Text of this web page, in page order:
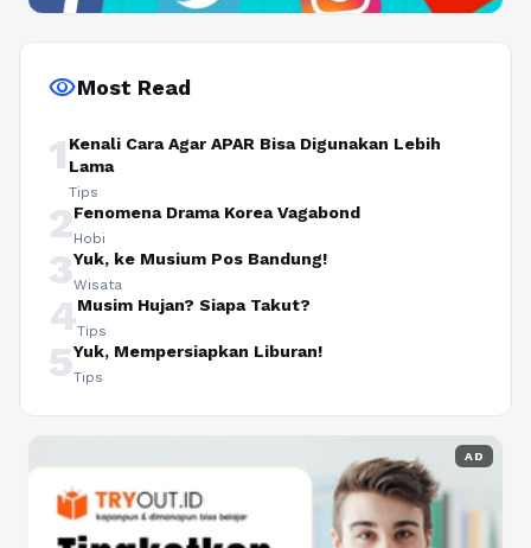
visibilityMost Read
1 Kenali Cara Agar APAR Bisa Digunakan Lebih
Lama
Tips
2Fenomena Drama Korea Vagabond
Hobi
3Yuk, ke Musium Pos Bandung!
Wisata
4Musim Hujan? Siapa Takut?
Tips
5Yuk, Mempersiapkan Liburan!
Tips
AD